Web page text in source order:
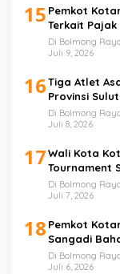
15 Pemkot
Terkait
Di Bolmong
Juli 9, 2026
16Tiga Atlet
Provinsi Sulut
Di Bolmong
Juli 8, 2026
17Wali Kota
Tournament
Di Bolmong
Juli 7, 2026
18 Pemkot
Sangadi
Di Bolmong
Juli 6, 2026